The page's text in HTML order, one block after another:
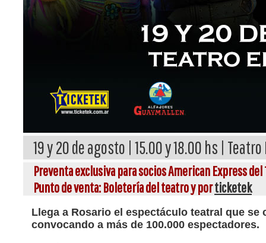
19 y 20 de agosto | 15.00 y 18.00 hs |
Preventa exclusiva para socios American Express del
Punto de venta: Boletería del teatro y porticketek
Llega a Rosario el espectáculo teatral que
convocando a más de 100.000 espectadores.